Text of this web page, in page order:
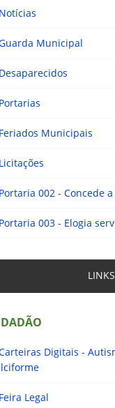
Municipal
Municipais
002 - Concede
003 - Elogia
Digitais -
Legal